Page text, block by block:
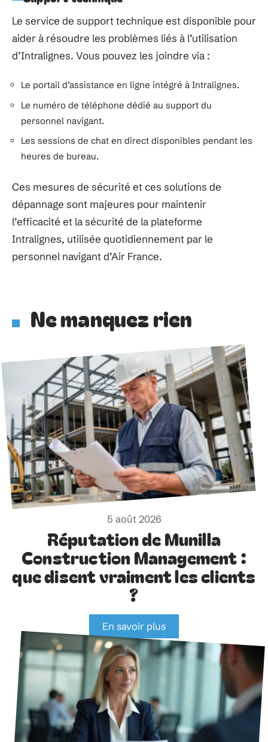
Le service de support technique est disponible pour
aider à résoudre les problèmes liés à l’utilisation
d’Intralignes. Vous pouvez les joindre via :
Le portail d’assistance en ligne intégré à Intralignes.
Le numéro de téléphone dédié au support du
personnel navigant.
Les sessions de chat en direct disponibles pendant les
heures de bureau.
Ces mesures de sécurité et ces solutions de
dépannage sont majeures pour maintenir
l’efficacité et la sécurité de la plateforme
Intralignes, utilisée quotidiennement par le
personnel navigant d’Air France.
Ne manquez rien
5 août 2026
Réputation de Munilla
Construction Management :
que disent vraiment les clients
?
En savoir plus